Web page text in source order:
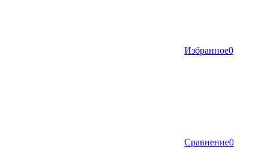
Избранное0
Сравнение0